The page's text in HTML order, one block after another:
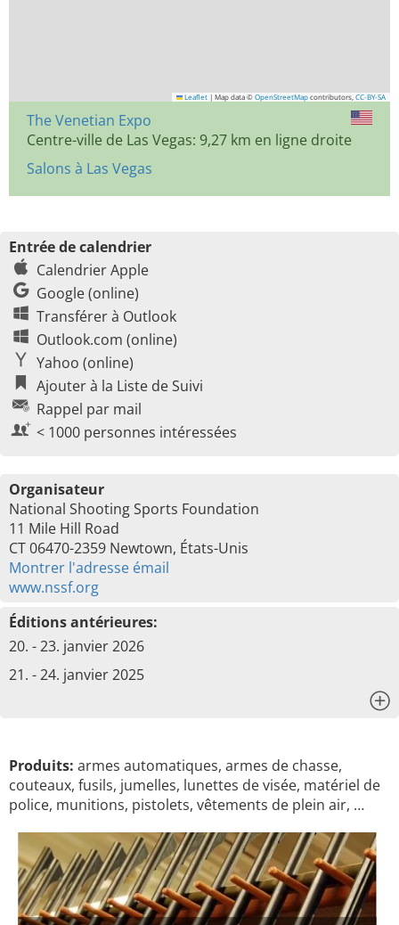
Leaflet | Map data © OpenStreetMap contributors, CC-BY-SA
The Venetian Expo
Centre-ville de Las Vegas: 9,27 km en ligne droite
Salons à Las Vegas
Entrée de calendrier
Calendrier Apple
Google (online)
Transférer à Outlook
Outlook.com (online)
Yahoo (online)
Ajouter à la Liste de Suivi
Rappel par mail
< 1000 personnes intéressées
Organisateur
National Shooting Sports Foundation
11 Mile Hill Road
CT 06470-2359 Newtown, États-Unis
Montrer l'adresse émail
www.nssf.org
Éditions antérieures:
20. - 23. janvier 2026
21. - 24. janvier 2025
Produits: armes automatiques, armes de chasse,
couteaux, fusils, jumelles, lunettes de visée, matériel de
police, munitions, pistolets, vêtements de plein air, …